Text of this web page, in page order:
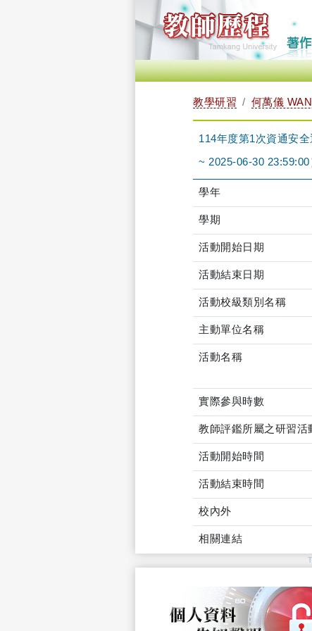
教學研習 何萬儀
114年度第1次資通安
~ 2025-06-30 23:59:00
學年
學期
活動開始日期
活動結束日期
活動校級類別名稱
主動單位名稱
活動名稱
實際參與時數
教師評鑑所屬之研習活
活動開始時間
活動結束時間
校內外
相關連結